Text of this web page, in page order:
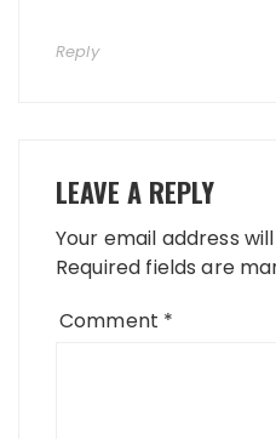
Reply
LEAVE A REPLY
Your email address
Required fields are
Comment *